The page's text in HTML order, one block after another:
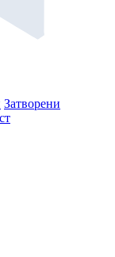
Затворени